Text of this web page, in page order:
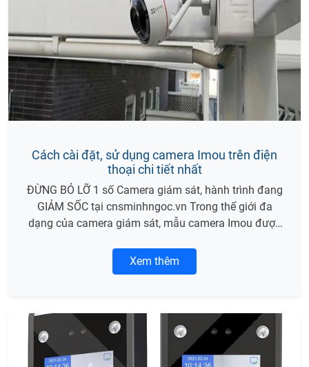
Cách cài đặt, sử dụng camera Imou trên điện
thoại chi tiết nhất
ĐỪNG BỎ LỠ 1 số Camera giám sát, hành trình đang
GIẢM SỐC tại cnsminhngoc.vn Trong thế giới đa
dạng của camera giám sát, mẫu camera Imou được
đầu kết nối người dùng sẽ gặp rất nhiều khó khăn vì
không quen giao diện. Trong bài viết này, MINH
Xem thêm